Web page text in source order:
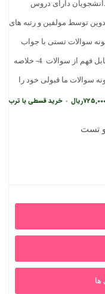
• خرید قسطی با ترب‌پی بدون
و تست
ها